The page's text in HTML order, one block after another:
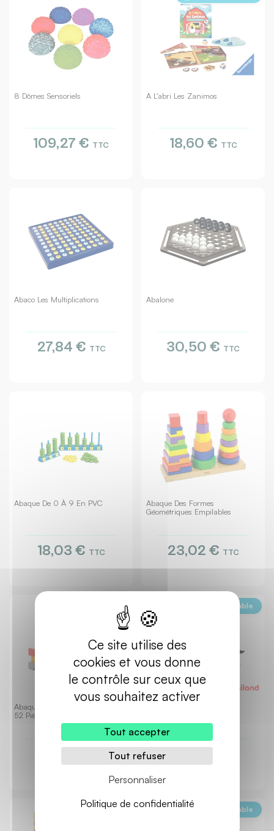
Ce site utilise des
cookies et vous donne
le contrôle sur ceux que
vous souhaitez activer
Tout accepter
Tout refuser
Personnaliser
Politique de confidentialité
8 Dômes Sensoriels
109,27 € TTC
A L'abri Les Zanimos
18,60 € TTC
Abaco Les Multiplications
27,84 € TTC
Abalone
30,50 € TTC
Abaque De 0 À 9 En PVC
18,03 € TTC
Abaque Des Formes
Géométriques Empilables
23,02 € TTC
Abaque En Bois TOTEM TROPIK
52 Pièces
Ecoresponsable
Ecoresponsable